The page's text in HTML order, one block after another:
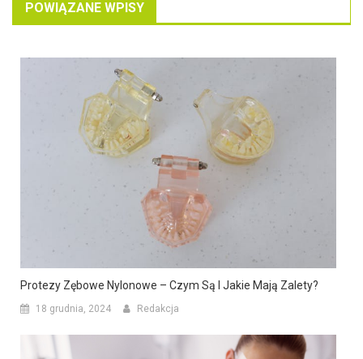
POWIĄZANE WPISY
Protezy Zębowe Nylonowe – Czym Są I Jakie Mają Zalety?
18 grudnia, 2024 Redakcja